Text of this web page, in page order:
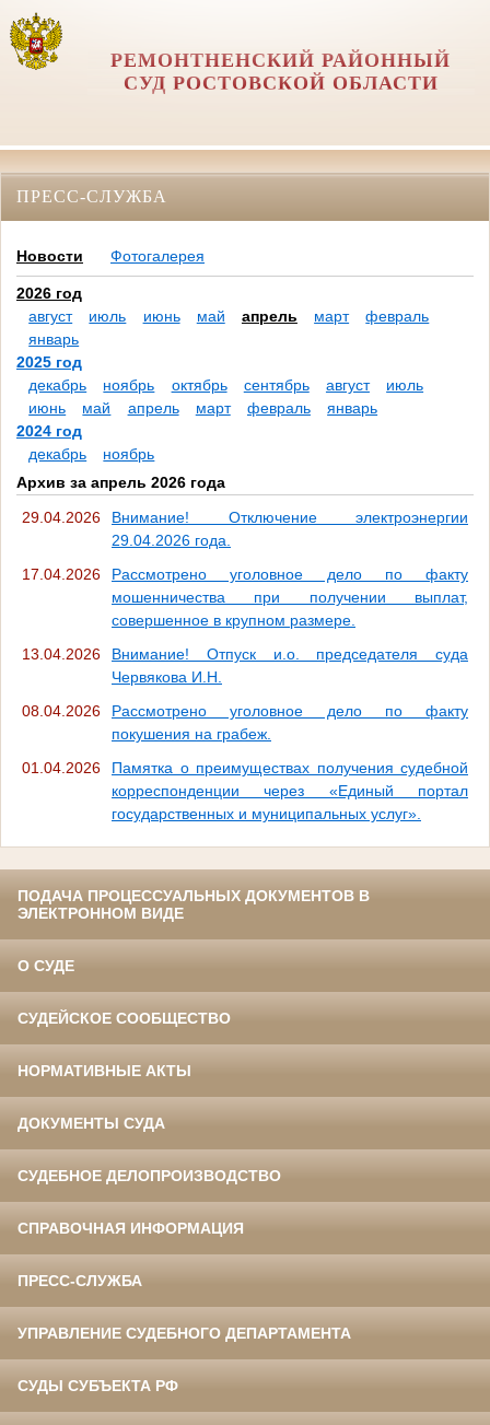
РЕМОНТНЕНСКИЙ РАЙОННЫЙ
СУД РОСТОВСКОЙ ОБЛАСТИ
ПРЕСС-СЛУЖБА
Новости Фотогалерея
2026 год
август
июль июнь май апрель март
февраль
январь
2025 год
декабрь
ноябрь октябрь сентябрь август
июль
июнь
май апрель март февраль
январь
2024 год
декабрь
ноябрь
Архив за апрель 2026 года
29.04.2026
Внимание! Отключение электроэнергии
29.04.2026 года.
17.04.2026
Рассмотрено уголовное дело по факту
мошенничества при получении выплат,
совершенное в крупном размере.
13.04.2026
Внимание! Отпуск и.о. председателя суда
Червякова И.Н.
08.04.2026
Рассмотрено уголовное дело по факту
покушения на грабеж.
01.04.2026
Памятка о преимуществах получения судебной
корреспонденции через «Единый портал
государственных и муниципальных услуг».
ПОДАЧА ПРОЦЕССУАЛЬНЫХ ДОКУМЕНТОВ В
ЭЛЕКТРОННОМ ВИДЕ
О СУДЕ
СУДЕЙСКОЕ СООБЩЕСТВО
НОРМАТИВНЫЕ АКТЫ
ДОКУМЕНТЫ СУДА
СУДЕБНОЕ ДЕЛОПРОИЗВОДСТВО
СПРАВОЧНАЯ ИНФОРМАЦИЯ
ПРЕСС-СЛУЖБА
УПРАВЛЕНИЕ СУДЕБНОГО ДЕПАРТАМЕНТА
СУДЫ СУБЪЕКТА РФ